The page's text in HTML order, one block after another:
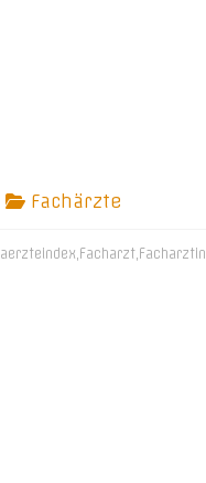
Fachärzte
aerzteindex,Facharzt,